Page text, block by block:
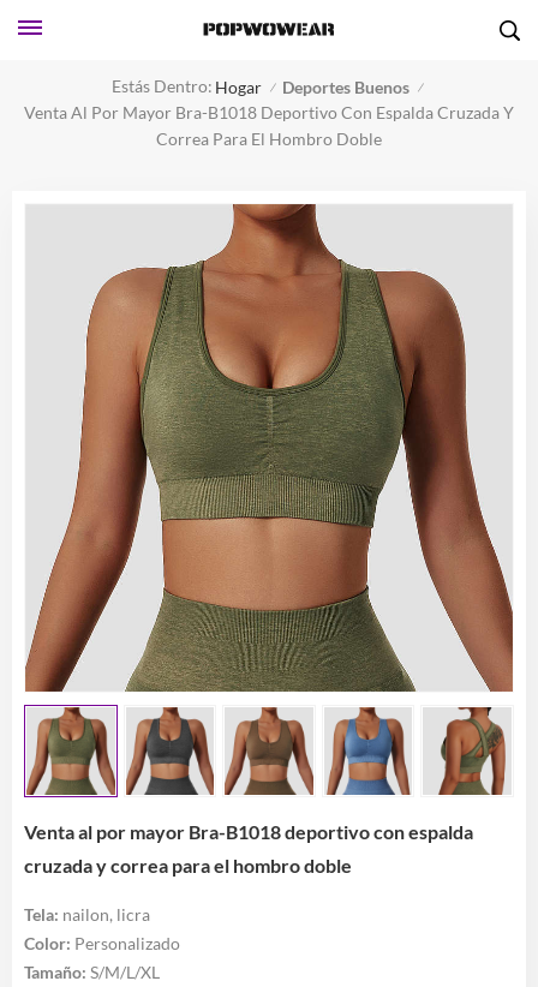
Estás Dentro: Hogar / Deportes Buenos /
Venta Al Por Mayor Bra-B1018 Deportivo Con Espalda Cruzada Y
Correa Para El Hombro Doble
Venta al por mayor Bra-B1018 deportivo con espalda
cruzada y correa para el hombro doble
Tela: nailon, licra
Color: Personalizado
Tamaño: S/M/L/XL